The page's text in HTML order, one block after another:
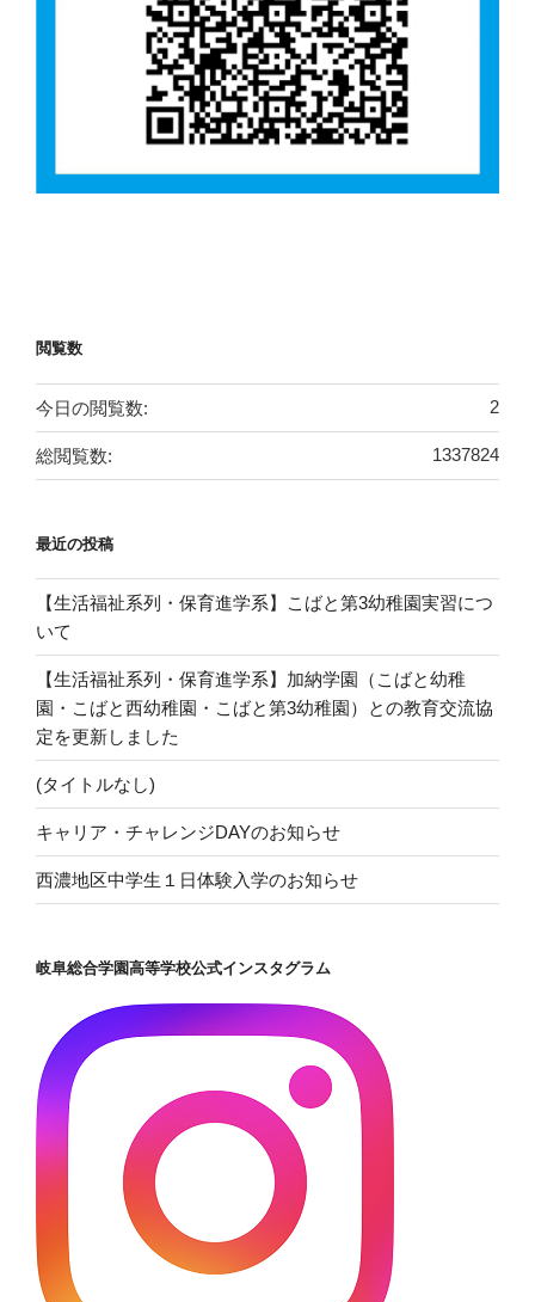
閲覧数
2
今日の閲覧数:
1337824
総閲覧数:
最近の投稿
【生活福祉系列・保育進学系】こばと第3幼稚園実習につ
いて
【生活福祉系列・保育進学系】加納学園（こばと幼稚
園・こばと西幼稚園・こばと第3幼稚園）との教育交流協
定を更新しました
(タイトルなし)
キャリア・チャレンジDAYのお知らせ
西濃地区中学生１日体験入学のお知らせ
岐阜総合学園高等学校公式インスタグラム